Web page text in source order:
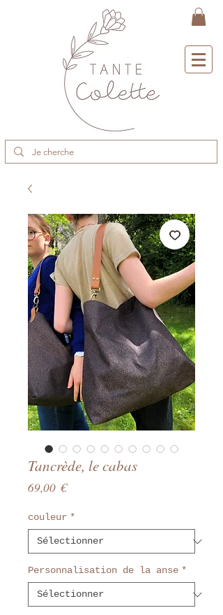
Tancrède, le cabas
69,00 €Prix
couleur *
Personnalisation de la anse *